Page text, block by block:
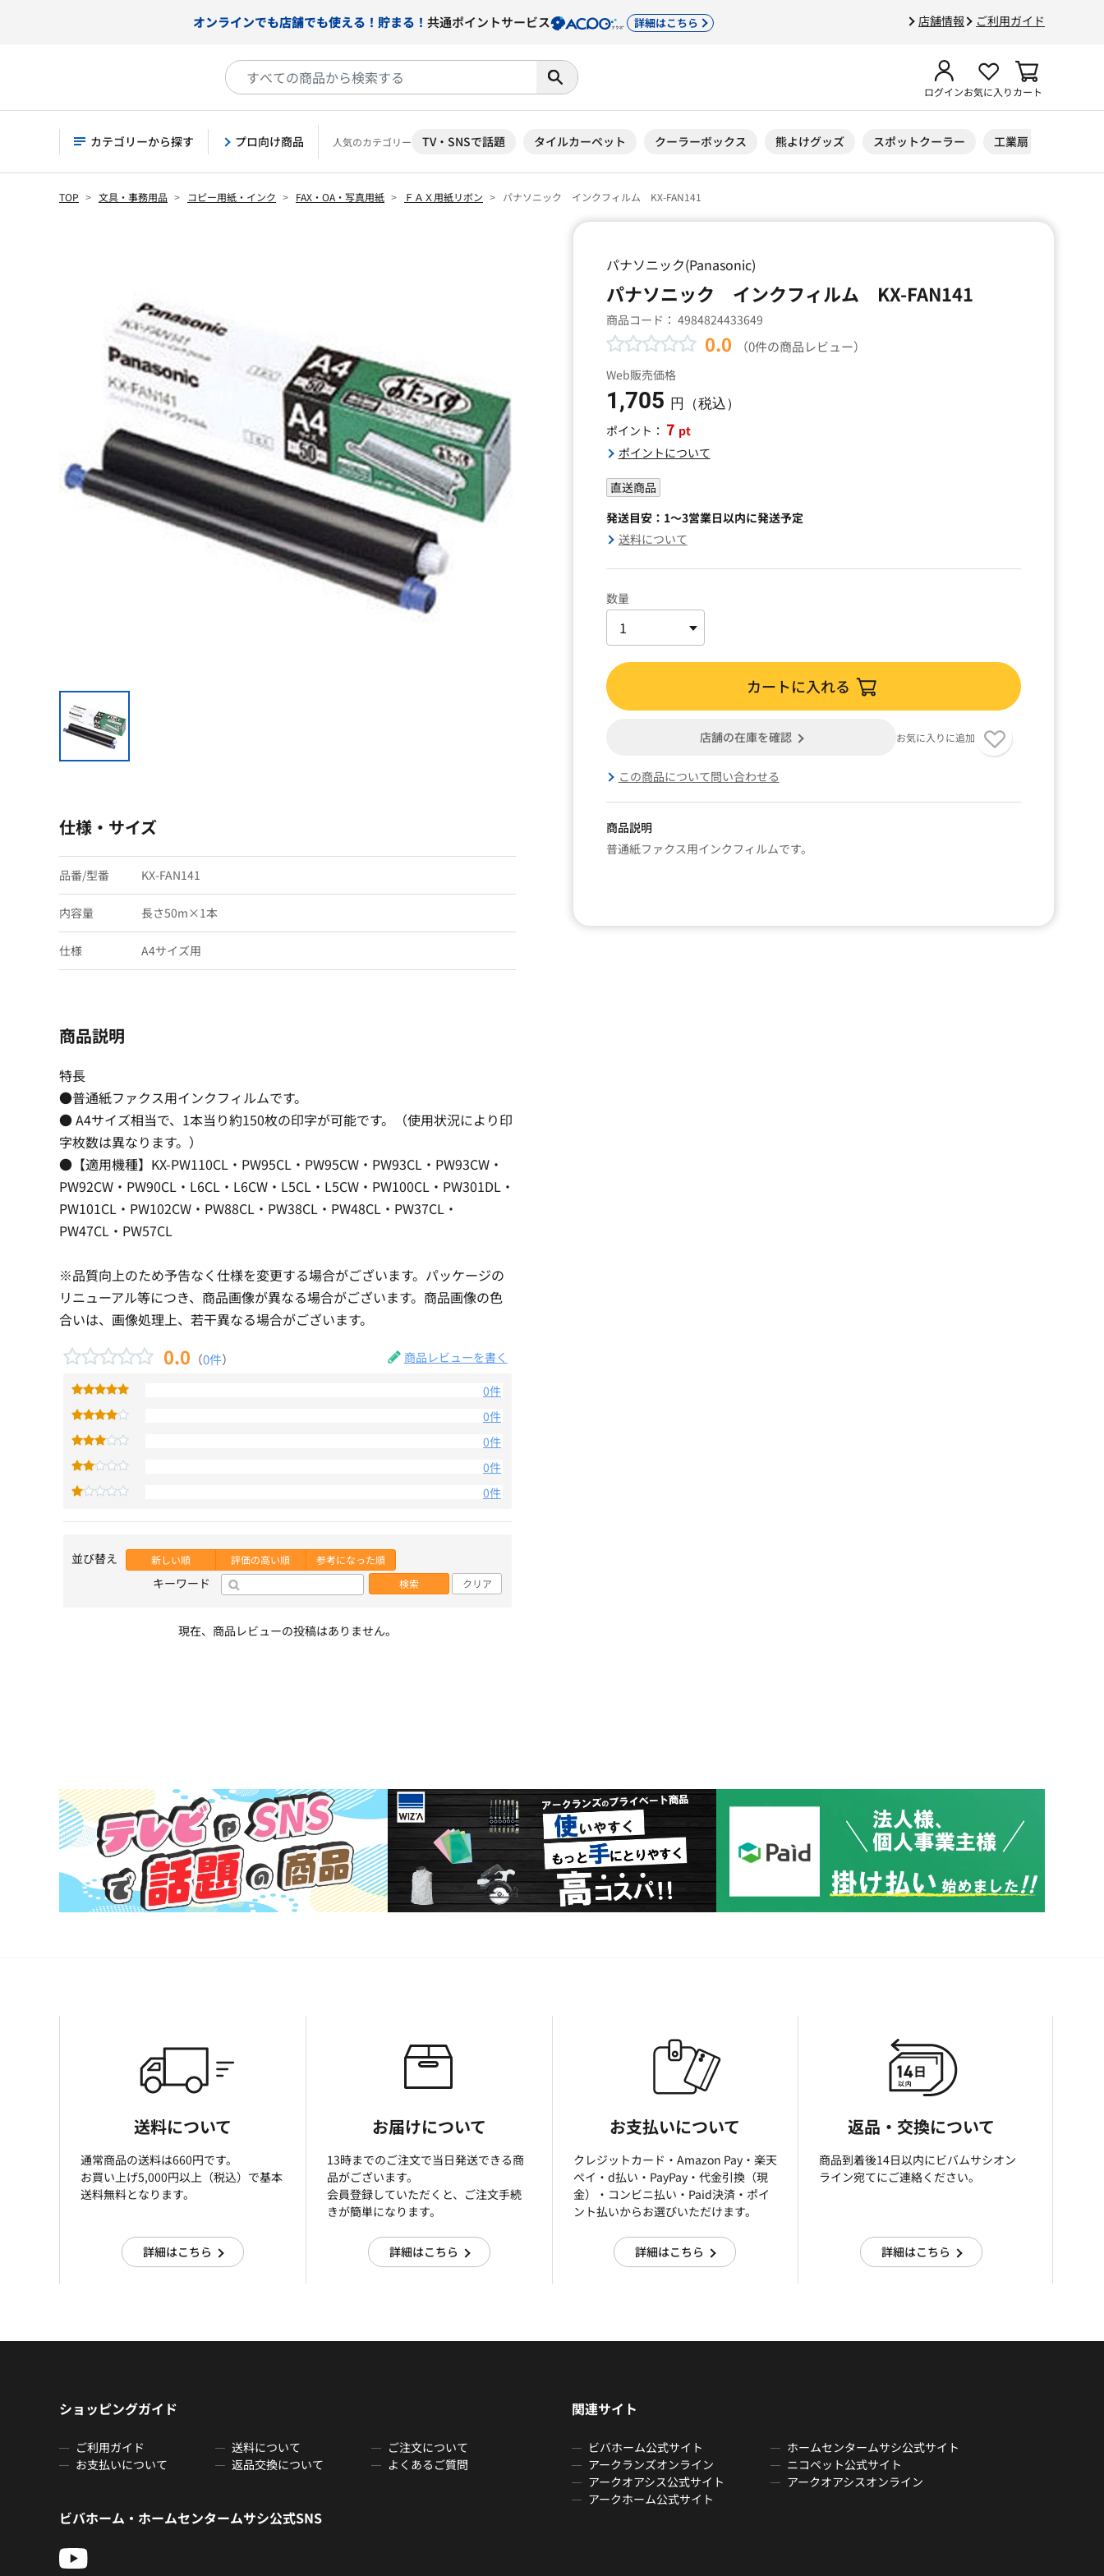
店舗情報 ご利用ガイド
オンラインでも店舗でも使える！貯まる！ 共通ポイントサービス 詳細はこちら
ログインお気に入りカート
カテゴリーから探す プロ向け商品 人気のカテゴリー TV・SNSで話題 タイルカーペット クーラーボックス 熊よけグッズ スポットクーラー 工業扇
TOP 文具・事務用品 コピー用紙・インク FAX・OA・写真用紙 ＦＡＸ用紙リボン パナソニック インクフィルム KX-FAN141
パナソニック(Panasonic)
パナソニック インクフィルム KX-FAN141
商品コード： 4984824433649
0.0 （0件の商品レビュー）
Web販売価格
1,705 円（税込）
ポイント： 7 pt
ポイントについて
直送商品
発送目安：1～3営業日以内に発送予定
送料について
数量
カートに入れる
店舗の在庫を確認 お気に入りに追加
この商品について問い合わせる
商品説明
普通紙ファクス用インクフィルムです。
仕様・サイズ
品番/型番 KX-FAN141
内容量 長さ50m×1本
仕様 A4サイズ用
商品説明
特長
●普通紙ファクス用インクフィルムです。
● A4サイズ相当で、1本当り約150枚の印字が可能です。（使用状況により印
字枚数は異なります。）
●【適用機種】KX-PW110CL・PW95CL・PW95CW・PW93CL・PW93CW・
PW92CW・PW90CL・L6CL・L6CW・L5CL・L5CW・PW100CL・PW301DL・
PW101CL・PW102CW・PW88CL・PW38CL・PW48CL・PW37CL・
PW47CL・PW57CL
※品質向上のため予告なく仕様を変更する場合がございます。パッケージの
リニューアル等につき、商品画像が異なる場合がございます。商品画像の色
合いは、画像処理上、若干異なる場合がございます。
0.0 （0件） 商品レビューを書く
0件
0件
0件
0件
0件
並び替え 新しい順 評価の高い順 参考になった順
キーワード 検索 クリア
現在、商品レビューの投稿はありません。
送料について
通常商品の送料は660円です。
お買い上げ5,000円以上（税込）で基本
送料無料となります。
詳細はこちら
お届けについて
13時までのご注文で当日発送できる商
品がございます。
会員登録していただくと、ご注文手続
きが簡単になります。
詳細はこちら
お支払いについて
クレジットカード・Amazon Pay・楽天
ぺイ・d払い・PayPay・代金引換（現
金）・コンビニ払い・Paid決済・ポイ
ント払いからお選びいただけます。
詳細はこちら
返品・交換について
商品到着後14日以内にビバムサシオン
ライン宛てにご連絡ください。
詳細はこちら
ショッピングガイド
ご利用ガイド 送料について
ご注文について
お支払いについて
返品交換について よくあるご質問
関連サイト
ビバホーム公式サイト
ホームセンタームサシ公式サイト
アークランズオンライン
ニコペット公式サイト
アークオアシス公式サイト
アークオアシスオンライン
アークホーム公式サイト
ビバホーム・ホームセンタームサシ公式SNS